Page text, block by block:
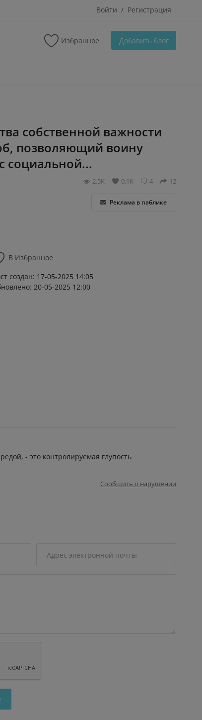
Войти / Регистрация
Избранное Добавить блог
собственной важности
позволяющий воину
социальной...
12
4
0.1К
2.5К
Реклама в паблике
В Избранное
создан: 17-05-2025 14:05
20-05-2025 12:00
- это контролируемая глупость
Сообщить о нарушении